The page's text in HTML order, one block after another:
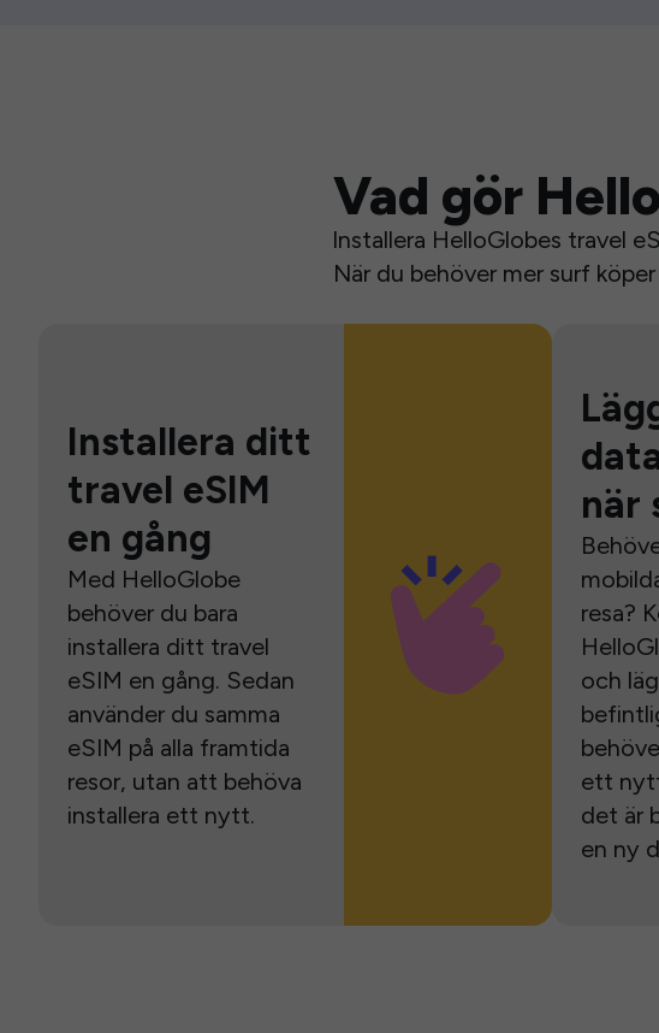
Vad gör
Installera HelloGlobes travel
När du behöver mer surf
Installera ditt
travel eSIM
en gång
Med HelloGlobe
behöver du bara
installera ditt travel
eSIM en gång. Sedan
använder du samma
eSIM på alla framtida
resor, utan att behöva
installera ett nytt.
när
resa?
och
ett
det är
en ny